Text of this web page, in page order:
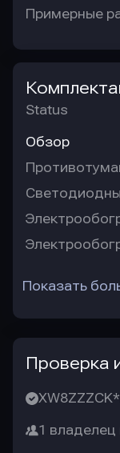
Примерные
Status
Обзор
Показать
Проверка
1